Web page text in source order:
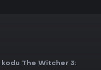
The Witcher 3: